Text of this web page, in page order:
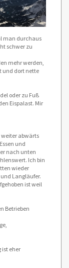
man durchaus
schwer zu
mehr werden,
und dort nette
oder zu Fuß
Eispalast. Mir
weiter abwärts
und
nach unten
Ich bin
wieder
Langläufer.
ist weil
Betrieben
ist eher